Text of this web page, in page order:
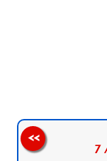
7
<<